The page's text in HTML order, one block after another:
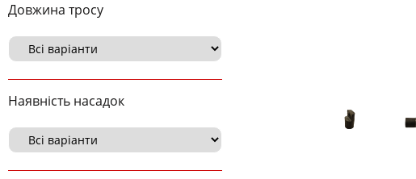
Довжина тросу
Наявність насадок